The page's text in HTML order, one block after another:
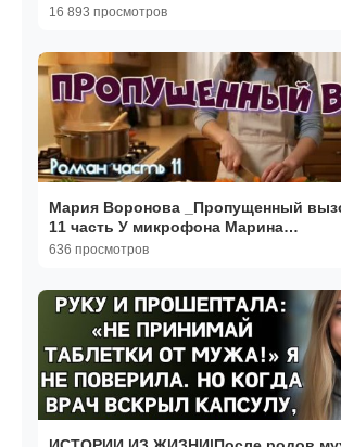
16 893 просмотров
Мария Воронова _Пропущенный
11 часть У микрофона Марина
Багинская_encoded
636 просмотров